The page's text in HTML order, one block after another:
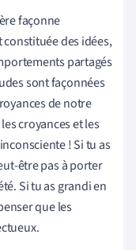
façonne
des idées,
partagés
sont façonnées
de notre
croyances et les
! Si tu as
être pas à porter
Si tu as grandi en
que les